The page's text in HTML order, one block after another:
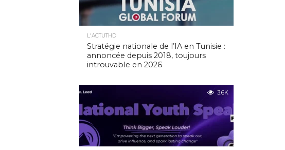
L'ACTUTHD
Stratégie nationale de l’IA en Tunisie :
annoncée depuis 2018, toujours
introuvable en 2026
3.6K